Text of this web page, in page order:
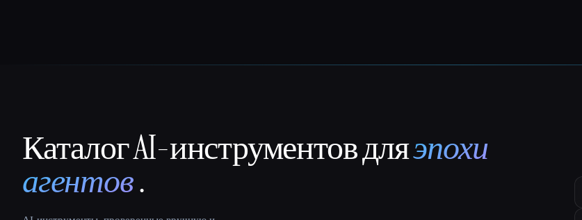
That AI Collection
Каталог AI-инструментов дляэпохи
агентов.